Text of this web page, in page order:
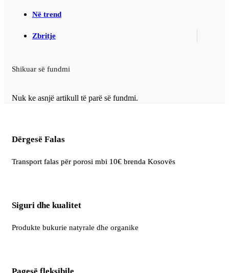
Në trend
Zbritje
Shikuar së fundmi
Nuk ke asnjë artikull të parë së fundmi.
Dërgesë Falas
Transport falas për porosi mbi 10€ brenda Kosovës​
Siguri dhe kualitet
Produkte bukurie natyrale dhe organike